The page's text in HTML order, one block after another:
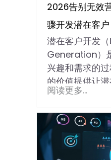
2026告别无效
骤开发潜在客
易
潜在客户开发
Generation）
兴趣和需求的
的价值提供让潜
阅读更多...